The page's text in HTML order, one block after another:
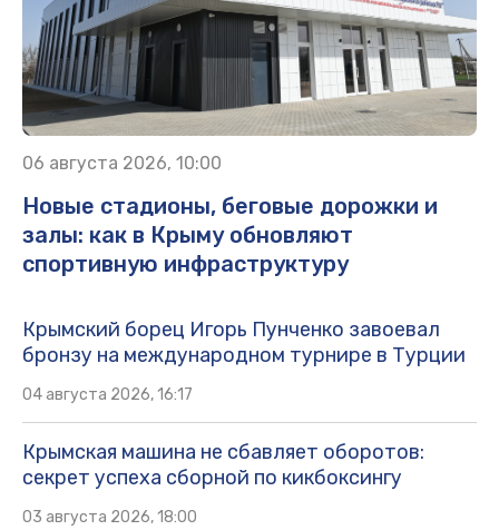
06 августа 2026, 10:00
Новые стадионы, беговые дорожки и
залы: как в Крыму обновляют
спортивную инфраструктуру
Крымский борец Игорь Пунченко завоевал
бронзу на международном турнире в Турции
04 августа 2026, 16:17
Крымская машина не сбавляет оборотов:
секрет успеха сборной по кикбоксингу
03 августа 2026, 18:00